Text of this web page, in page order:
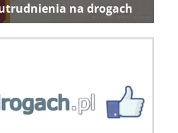
na drogach